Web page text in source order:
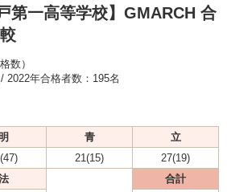
第一高等学校】GMARCH 合
数）
年合格者数：195名
明 青
立
21(15)
27(19)
合計